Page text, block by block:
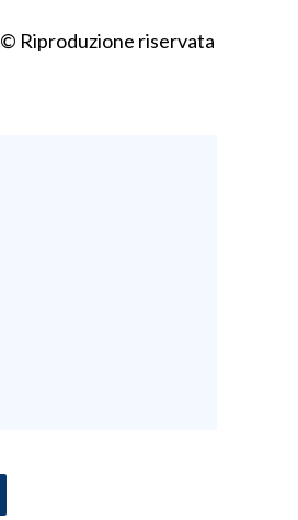
© Riproduzione riservata